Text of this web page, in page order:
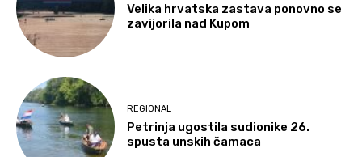
Velika hrvatska zastava ponovno se
zavijorila nad Kupom
REGIONAL
Petrinja ugostila sudionike 26.
spusta unskih čamaca